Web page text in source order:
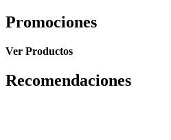
Promociones
Ver Productos
Recomendaciones